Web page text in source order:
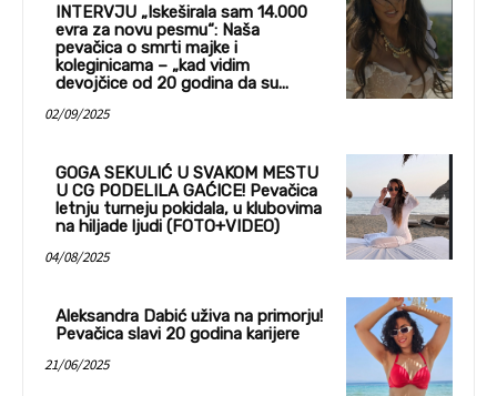
INTERVJU „Iskeširala sam 14.000
evra za novu pesmu“: Naša
pevačica o smrti majke i
koleginicama – „kad vidim
devojčice od 20 godina da su...
02/09/2025
GOGA SEKULIĆ U SVAKOM MESTU
U CG PODELILA GAĆICE! Pevačica
letnju turneju pokidala, u klubovima
na hiljade ljudi (FOTO+VIDEO)
04/08/2025
Aleksandra Dabić uživa na primorju!
Pevačica slavi 20 godina karijere
21/06/2025